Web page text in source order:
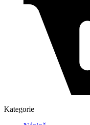
Kategorie